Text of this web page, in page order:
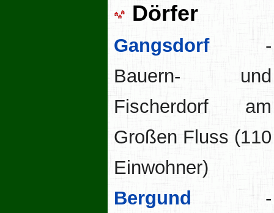
Dörfer
Gangsdorf-
Bauern- und
Fischerdorf am
Großen Fluss (110
Einwohner)
Bergund -